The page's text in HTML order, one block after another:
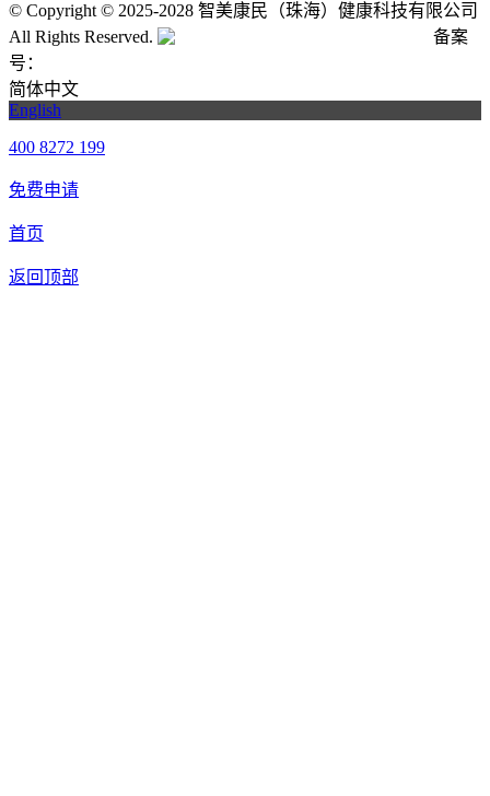
© Copyright © 2025-2028 智美康民（珠海）健康科技有限公司
All Rights Reserved.
备案
号：
简体中文
English
400 8272 199
免费申请
首页
返回顶部